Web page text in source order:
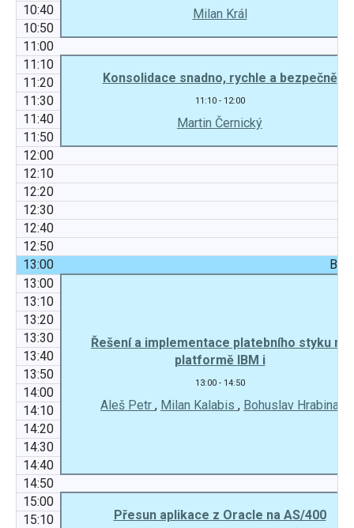
Milan Král
10:40
10:50
11:00
11:10
Konsolidace snadno, rychle a bezpečně
11:10 - 12:00
Martin Černický
11:20
11:30
11:40
11:50
12:00
12:10
12:20
12:30
12:40
12:50
13:00
13:00
Řešení a implementace platebního styku na
platformě IBM i
13:00 - 14:50
Aleš Petr , Milan Kalabis , Bohuslav Hrabina
13:10
13:20
13:30
13:40
13:50
14:00
14:10
14:20
14:30
14:40
14:50
15:00
Přesun aplikace z Oracle na AS/400
15:10